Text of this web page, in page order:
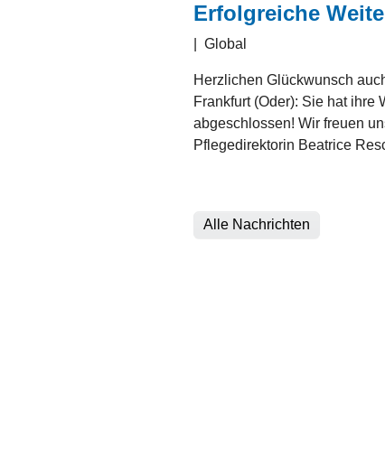
Erfolgreiche
Global
Herzlichen Glückwunsch
Frankfurt (Oder): Sie hat ihre
abgeschlossen! Wir freuen
Pflegedirektorin Beatrice
Alle Nachrichten